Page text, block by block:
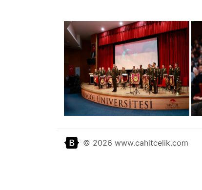
© 2026 www.cahitcelik.com